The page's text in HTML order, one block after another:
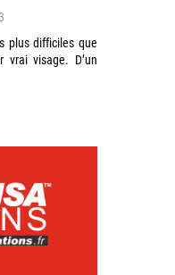
plus difficiles que
visage. D’un